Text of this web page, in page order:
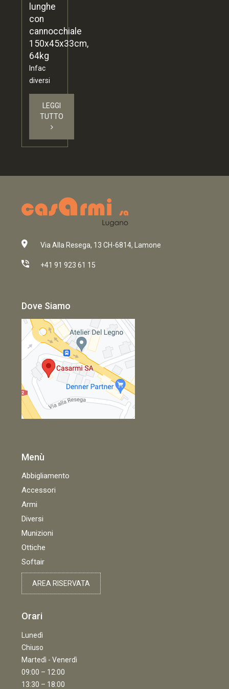
lunghe
con
cannocchiale
150x45x33cm,
64kg
Infac
diversi
LEGGI
TUTTO
Via Alla Resega, 13 CH-6814, Lamone
+41 91 923 61 15
Dove Siamo
Menù
Abbigliamento
Accessori
Armi
Diversi
Munizioni
Ottiche
Softair
AREA RISERVATA
Orari
Lunedì
Chiuso
Martedì - Venerdì
09:00 – 12:00
13:30 – 18:00